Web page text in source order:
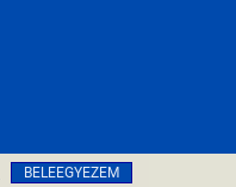
BELEEGYEZEM